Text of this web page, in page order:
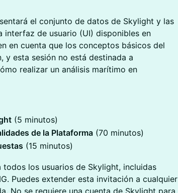
el conjunto de datos de Skylight y las
interfaz de usuario (UI) disponibles en
en cuenta que los conceptos básicos del
y esta sesión no está destinada a
realizar un análisis marítimo en
(5 minutos)
de la Plataforma (70 minutos)
(15 minutos)
los usuarios de Skylight, incluidas
Puedes extender esta invitación a cualquier
No se requiere una cuenta de Skylight para